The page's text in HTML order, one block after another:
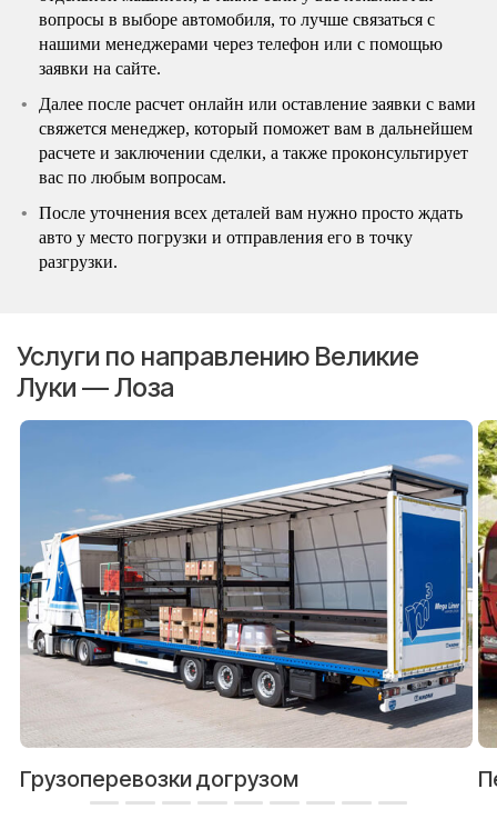
вопросы в выборе автомобиля, то лучше связаться с
нашими менеджерами через телефон или с помощью
заявки на сайте.
Далее после расчет онлайн или оставление заявки с вами
свяжется менеджер, который поможет вам в дальнейшем
расчете и заключении сделки, а также проконсультирует
вас по любым вопросам.
После уточнения всех деталей вам нужно просто ждать
авто у место погрузки и отправления его в точку
разгрузки.
Услуги по направлению Великие
Луки — Лоза
Грузоперевозки догрузом